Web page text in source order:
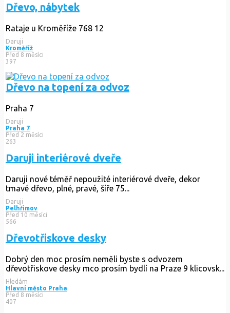
Dřevo, nábytek
Rataje u Kroměříže 768 12
Daruji
Kroměříž
Před 8 měsíci
397
Dřevo na topení za odvoz
Praha 7
Daruji
Praha 7
Před 2 měsíci
263
Daruji interiérové dveře
Daruji nové téměř nepoužité interiérové dveře, dekor
tmavé dřevo, plné, pravé, šíře 75...
Daruji
Pelhřimov
Před 10 měsíci
566
Dřevotřiskove desky
Dobrý den moc prosím neměli byste s odvozem
dřevotřiskove desky mco prosím bydlí na Praze 9 klicovsk...
Hledám
Hlavní město Praha
Před 8 měsíci
407